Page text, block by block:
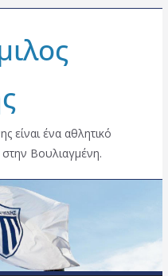
είναι ένα αθλητικό
Βουλιαγμένη.